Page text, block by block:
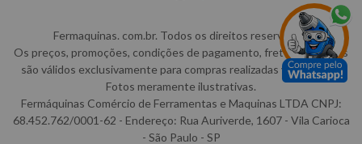
Fermaquinas. com.br. Todos os direitos reservados.
Os preços, promoções, condições de pagamento, frete e produtos
são válidos exclusivamente para compras realizadas via internet,
Fotos meramente ilustrativas.
Fermáquinas Comércio de Ferramentas e Maquinas LTDA CNPJ:
68.452.762/0001-62 - Endereço: Rua Auriverde, 1607 - Vila Carioca
- São Paulo - SP